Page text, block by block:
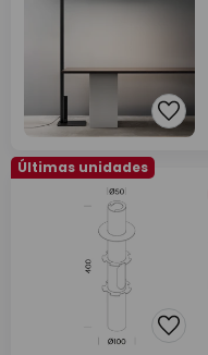
Últimas unidades